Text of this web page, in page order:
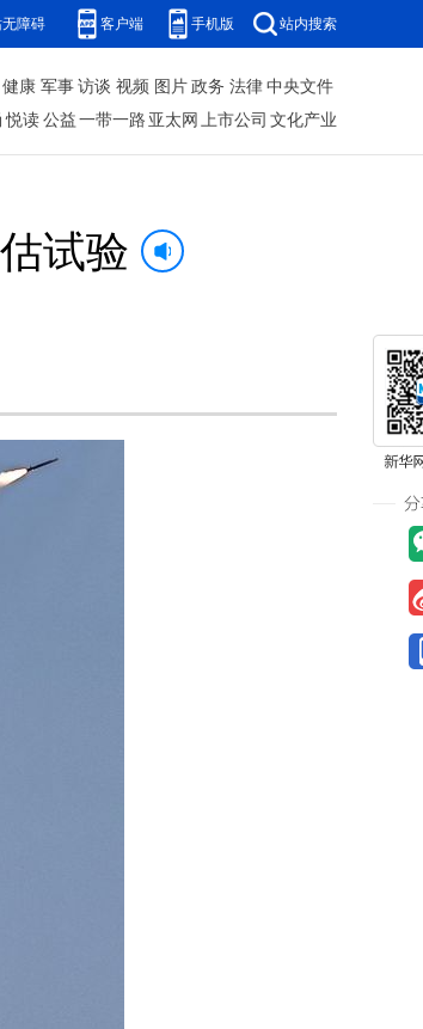
无障碍 客户端 手机版 站内搜索
健康 军事 访谈 视频 图片 政务 法律 中央文件
悦读 公益 一带一路 亚太网 上市公司 文化产业
试验